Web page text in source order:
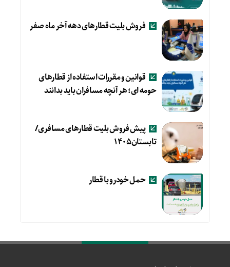
فروش بلیت قطارهای دهه آخر ماه صفر
قوانین و مقررات استفاده از قطارهای
حومه ای؛ هر آنچه مسافران باید بدانند
پیش فروش بلیت قطارهای مسافری/
تابستان۱۴۰۵
حمل خودرو با قطار